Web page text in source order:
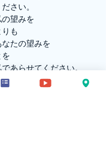
さい。
望みを
も
たの望みを
を
あらせてください。